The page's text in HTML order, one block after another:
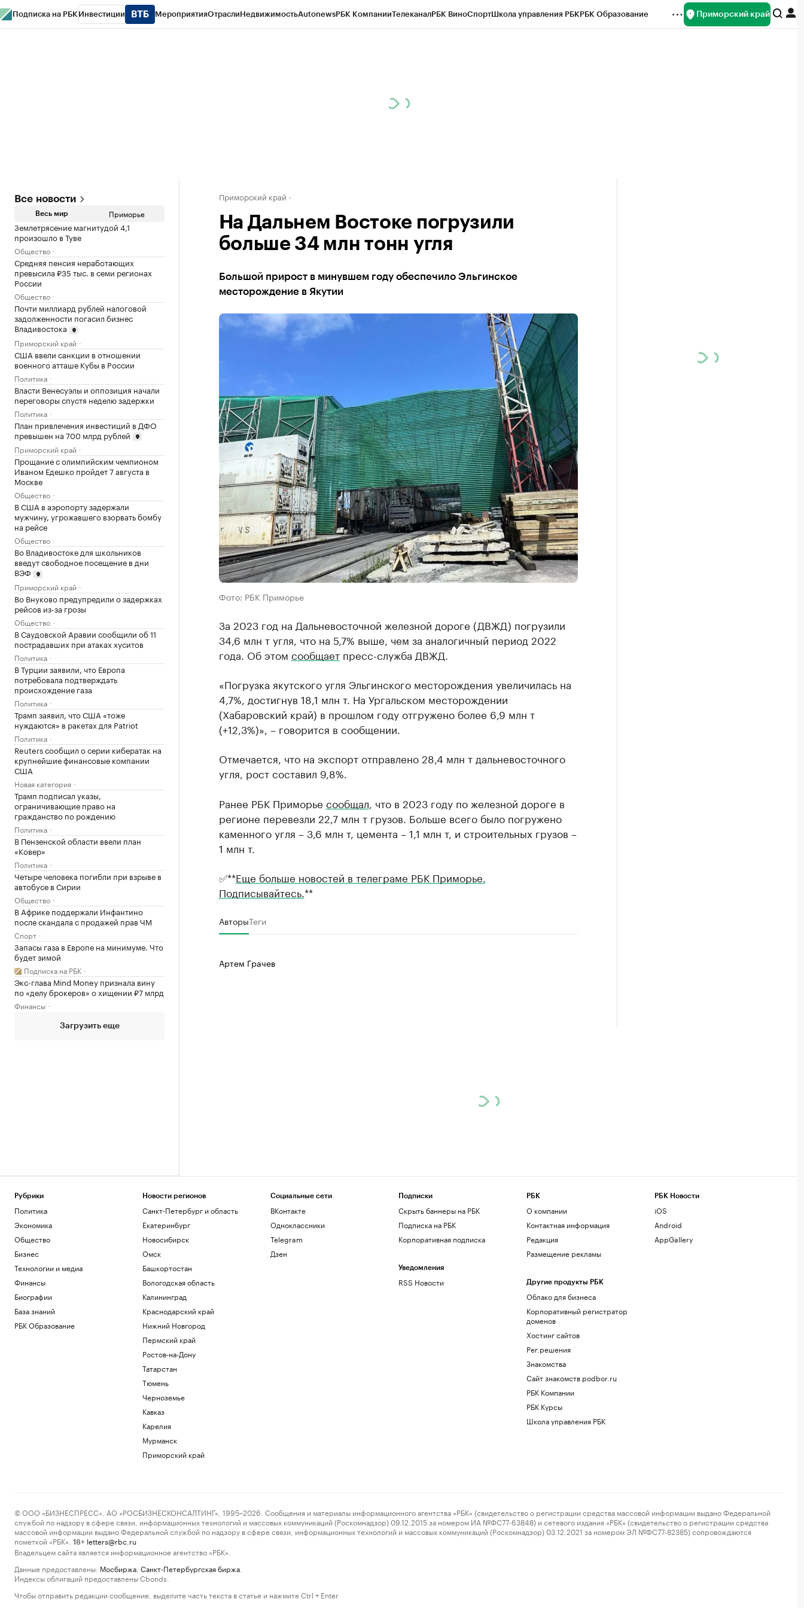
Подписка на РБК Инвестиции МероприятияОтраслиНедвижимостьAutonewsРБК КомпанииТелеканалРБК ВиноСпортШкола управления РБКРБК Образование Приморский край
Все новости
Весь мир Приморье
Землетрясение магнитудой 4,1
произошло в Туве
Общество
Средняя пенсия неработающих
превысила ₽35 тыс. в семи регионах
России
Общество
Почти миллиард рублей налоговой
задолженности погасил бизнес
Владивостока
Приморский край
США ввели санкции в отношении
военного атташе Кубы в России
Политика
Власти Венесуэлы и оппозиция начали
переговоры спустя неделю задержки
Политика
План привлечения инвестиций в ДФО
превышен на 700 млрд рублей
Приморский край
Прощание с олимпийским чемпионом
Иваном Едешко пройдет 7 августа в
Москве
Общество
В США в аэропорту задержали
мужчину, угрожавшего взорвать бомбу
на рейсе
Общество
Во Владивостоке для школьников
введут свободное посещение в дни
ВЭФ
Приморский край
Во Внуково предупредили о задержках
рейсов из-за грозы
Общество
В Саудовской Аравии сообщили об 11
пострадавших при атаках хуситов
Политика
В Турции заявили, что Европа
потребовала подтверждать
происхождение газа
Политика
Трамп заявил, что США «тоже
нуждаются» в ракетах для Patriot
Политика
Reuters сообщил о серии кибератак на
крупнейшие финансовые компании
США
Новая категория
Трамп подписал указы,
ограничивающие право на
гражданство по рождению
Политика
В Пензенской области ввели план
«Ковер»
Политика
Четыре человека погибли при взрыве в
автобусе в Сирии
Общество
В Африке поддержали Инфантино
после скандала с продажей прав ЧМ
Спорт
Запасы газа в Европе на минимуме. Что
будет зимой
Подписка на РБК
Экс-глава Mind Money признала вину
по «делу брокеров» о хищении ₽7 млрд
Финансы
Загрузить еще
Приморский край
На Дальнем Востоке погрузили
больше 34 млн тонн угля
Большой прирост в минувшем году обеспечило Эльгинское
месторождение в Якутии
Фото: РБК Приморье
За 2023 год на Дальневосточной железной дороге (ДВЖД) погрузили
34,6 млн т угля, что на 5,7% выше, чем за аналогичный период 2022
года. Об этом сообщаетпресс-служба ДВЖД.
«Погрузка якутского угля Эльгинского месторождения увеличилась на
4,7%, достигнув 18,1 млн т. На Ургальском месторождении
(Хабаровский край) в прошлом году отгружено более 6,9 млн т
(+12,3%)», – говорится в сообщении.
Отмечается, что на экспорт отправлено 28,4 млн т дальневосточного
угля, рост составил 9,8%.
Ранее РБК Приморье сообщал , что в 2023 году по железной дороге в
регионе перевезли 22,7 млн т грузов. Больше всего было погружено
каменного угля – 3,6 млн т, цемента – 1,1 млн т, и строительных грузов –
1 млн т.
✅**Еще больше новостей в телеграме РБК Приморье.
Подписывайтесь. **
АвторыТеги
Артем Грачев
Рубрики
Политика
Экономика
Общество
Бизнес
Технологии и медиа
Финансы
Биографии
База знаний
РБК Образование
Новости регионов
Санкт-Петербург и область
Екатеринбург
Новосибирск
Омск
Башкортостан
Вологодская область
Калининград
Краснодарский край
Нижний Новгород
Пермский край
Ростов-на-Дону
Татарстан
Тюмень
Черноземье
Кавказ
Карелия
Мурманск
Приморский край
Социальные сети
ВКонтакте
Одноклассники
Telegram
Дзен
Подписки
Скрыть баннеры на РБК
Подписка на РБК
Корпоративная подписка
Уведомления
RSS Новости
РБК
О компании
Контактная информация
Редакция
Размещение рекламы
Другие продукты РБК
Облако для бизнеса
Корпоративный регистратор
доменов
Хостинг сайтов
Рег.решения
Знакомства
Сайт знакомств podbor.ru
РБК Компании
РБК Курсы
Школа управления РБК
РБК Новости
iOS
Android
AppGallery
© ООО «БИЗНЕСПРЕСС», АО «РОСБИЗНЕСКОНСАЛТИНГ», 1995–2026. Сообщения и материалы информационного агентства «РБК» (свидетельство о регистрации средства массовой информации выдано Федеральной
службой по надзору в сфере связи, информационных технологий и массовых коммуникаций (Роскомнадзор) 09.12.2015 за номером ИА №ФС77-63848) и сетевого издания «РБК» (свидетельство о регистрации средства
массовой информации выдано Федеральной службой по надзору в сфере связи, информационных технологий и массовых коммуникаций (Роскомнадзор) 03.12.2021 за номером ЭЛ №ФС77-82385) сопровождаются
пометкой «РБК».
18+ letters@rbc.ru
Владельцем сайта является информационное агентство «РБК».
Данные предоставлены: Мосбиржа Санкт-Петербургская биржа
Индексы облигаций предоставлены Cbonds.
Чтобы отправить редакции сообщение, выделите часть текста в статье и нажмите Ctrl + Enter